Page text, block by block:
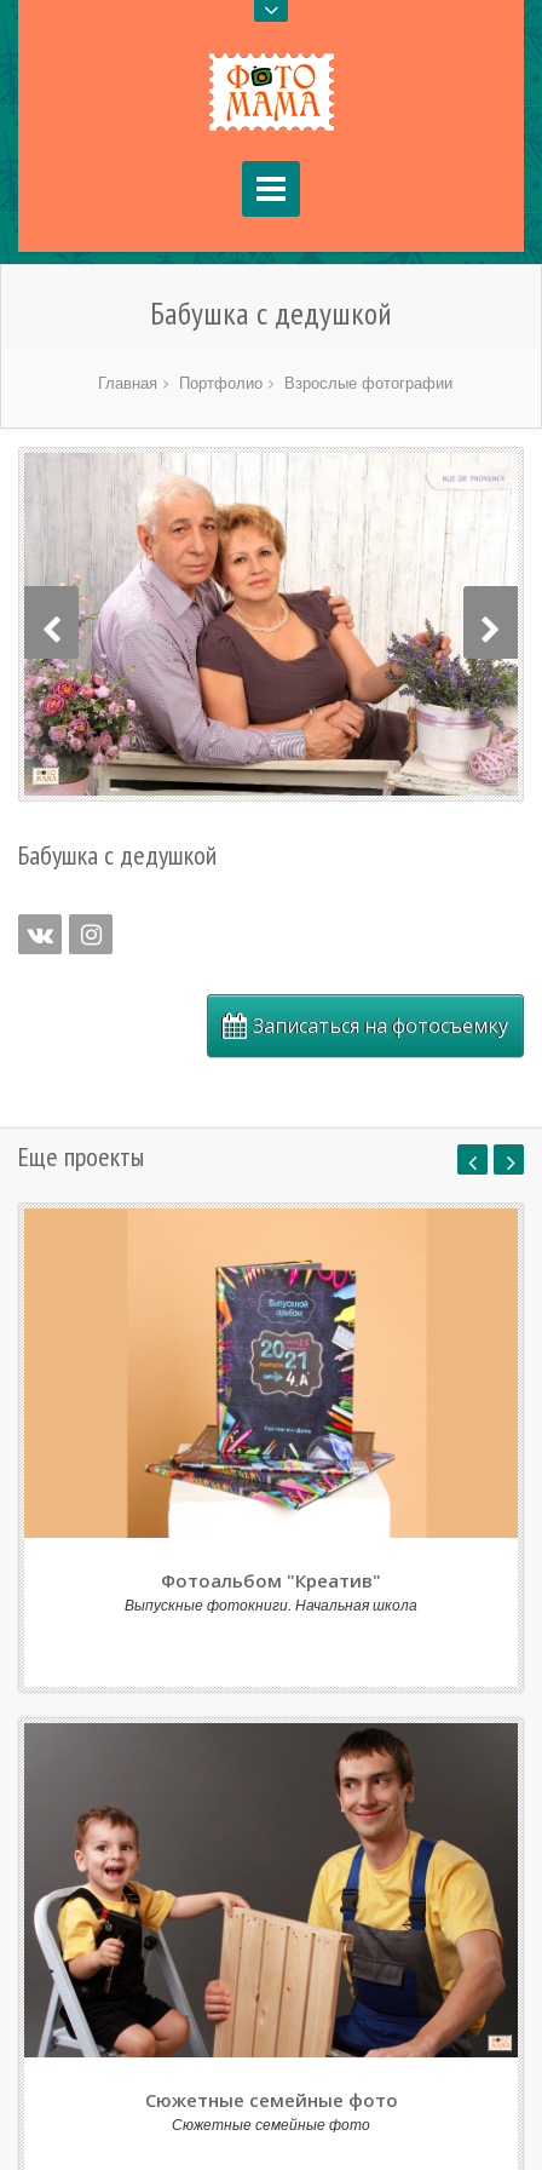
Бабушка с дедушкой
Главная Портфолио Взрослые фотографии
Бабушка с дедушкой
Записаться на фотосъемку
Еще проекты
Фотоальбом "Креатив"
Выпускные фотокниги. Начальная школа
Сюжетные семейные фото
Сюжетные семейные фото